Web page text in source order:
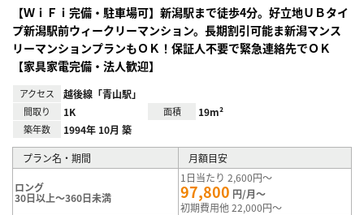
【ＷｉＦｉ完備・駐車場可】新潟駅まで徒歩4分。好立地ＵＢタイ
プ新潟駅前ウィークリーマンション。長期割引可能ま新潟マンス
リーマンションプランもＯＫ！保証人不要で緊急連絡先でＯＫ
【家具家電完備・法人歓迎】
アクセス 越後線「青山駅」
間取り 1K 面積 19m²
築年数 1994年 10月 築
プラン名・期間 月額目安
ロング
30日以上～360日未満
1日当たり 2,600円～
97,800 円/月～
初期費用他 22,000円～